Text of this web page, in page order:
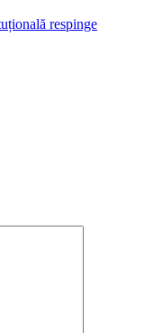
respinge